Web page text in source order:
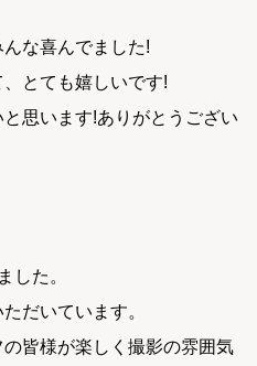
んな喜んでました!
とても嬉しいです!
思います!ありがとうござい
した。
だいています。
皆様が楽しく撮影の雰囲気